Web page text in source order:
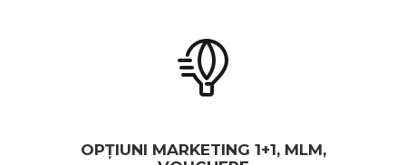
OPȚIUNI MARKETING 1+1, MLM,